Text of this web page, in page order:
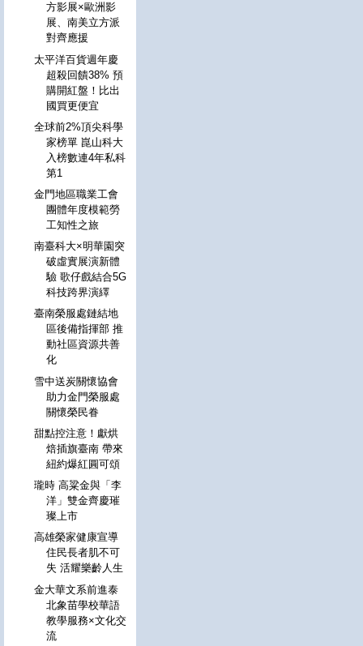
方影展×歐洲影
展、南美立方派
對齊應援
太平洋百貨週年慶
超殺回饋38% 預
購開紅盤！比出
國買更便宜
全球前2%頂尖科學
家榜單 崑山科大
入榜數連4年私科
第1
金門地區職業工會
團體年度模範勞
工知性之旅
南臺科大×明華園突
破虛實展演新體
驗 歌仔戲結合5G
科技跨界演繹
臺南榮服處鏈結地
區後備指揮部 推
動社區資源共善
化
雪中送炭關懷協會
助力金門榮服處
關懷榮民眷
甜點控注意！獻烘
焙插旗臺南 帶來
紐約爆紅圓可頌
瓏時 高粱金與「李
洋」雙金齊慶璀
璨上市
高雄榮家健康宣導
住民長者肌不可
失 活耀樂齡人生
金大華文系前進泰
北象苗學校華語
教學服務×文化交
流